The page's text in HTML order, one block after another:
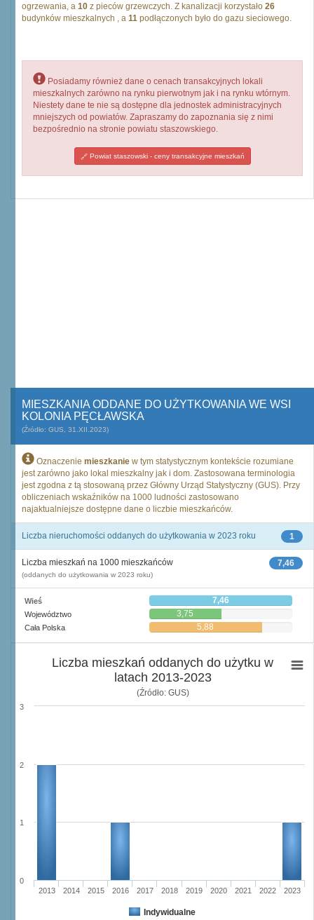
ogrzewania, a 10 z pieców grzewczych. Z kanalizacji korzystało 26
budynków mieszkalnych , a 11 podłączonych było do gazu sieciowego.
Posiadamy również dane o cenach transakcyjnych lokali
mieszkalnych zarówno na rynku pierwotnym jak i na rynku wtórnym.
Niestety dane te nie są dostępne dla jednostek administracyjnych
mniejszych od powiatów. Zapraszamy do zapoznania się z nimi
bezpośrednio na stronie powiatu staszowskiego.
Powiat staszowski - ceny transakcyjne mieszkań
MIESZKANIA ODDANE DO UŻYTKOWANIA WE WSI
KOLONIA PĘCŁAWSKA
(Źródło: GUS, 31.XII.2023)
Oznaczenie mieszkanie w tym statystycznym kontekście rozumiane
jest zarówno jako lokal mieszkalny jak i dom. Zastosowana terminologia
jest zgodna z tą stosowaną przez Główny Urząd Statystyczny (GUS). Przy
obliczeniach wskaźników na 1000 ludności zastosowano
najaktualniejsze dostępne dane o liczbie mieszkańców.
1
Liczba nieruchomości oddanych do użytkowania w 2023 roku
7,46
Liczba mieszkań na 1000 mieszkańców
(oddanych do użytkowania w 2023 roku)
Wieś 7,46
Województwo 3,75
Cała Polska 5,88
Liczba mieszkań oddanych do użytku w
latach 2013-2023
(Źródło: GUS)
Indywidualne
2013 2014 2015 2016 2017 2018 2019 2020 2021 2022 2023
0
1
2
3